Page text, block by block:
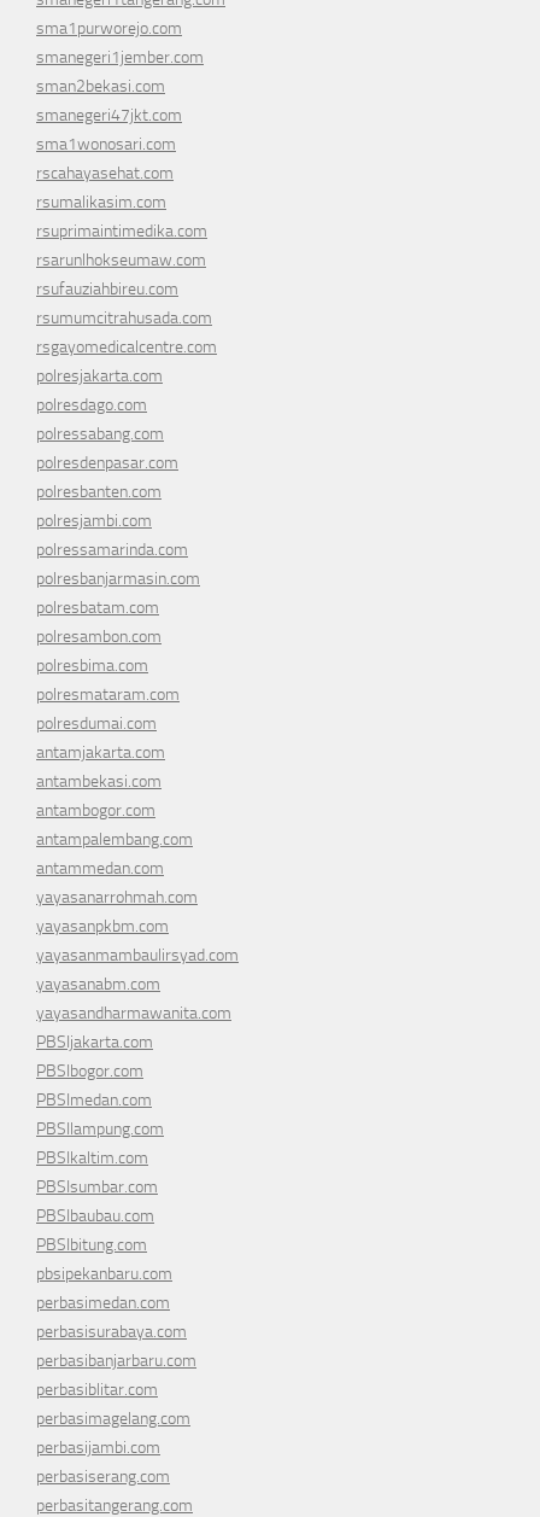
sma1purworejo.com
smanegeri1jember.com
sman2bekasi.com
smanegeri47jkt.com
sma1wonosari.com
rscahayasehat.com
rsumalikasim.com
rsuprimaintimedika.com
rsarunlhokseumaw.com
rsufauziahbireu.com
rsumumcitrahusada.com
rsgayomedicalcentre.com
polresjakarta.com
polresdago.com
polressabang.com
polresdenpasar.com
polresbanten.com
polresjambi.com
polressamarinda.com
polresbanjarmasin.com
polresbatam.com
polresambon.com
polresbima.com
polresmataram.com
polresdumai.com
antamjakarta.com
antambekasi.com
antambogor.com
antampalembang.com
antammedan.com
yayasanarrohmah.com
yayasanpkbm.com
yayasanmambaulirsyad.com
yayasanabm.com
yayasandharmawanita.com
PBSIjakarta.com
PBSIbogor.com
PBSImedan.com
PBSIlampung.com
PBSIkaltim.com
PBSIsumbar.com
PBSIbaubau.com
PBSIbitung.com
pbsipekanbaru.com
perbasimedan.com
perbasisurabaya.com
perbasibanjarbaru.com
perbasiblitar.com
perbasimagelang.com
perbasijambi.com
perbasiserang.com
perbasitangerang.com